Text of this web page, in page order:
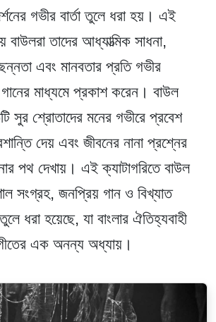
গভীর বার্তা তুলে ধরা হয়। এই
বাউলরা তাদের আধ্যাত্মিক সাধনা,
এবং মানবতার প্রতি গভীর
গানের মাধ্যমে প্রকাশ করেন। বাউল
সুর শ্রোতাদের মনের গভীরে প্রবেশ
দেয় এবং জীবনের নানা প্রশ্নের
পথ দেখায়। এই ক্যাটাগরিতে বাউল
সংগ্রহ, জনপ্রিয় গান ও বিখ্যাত
তুলে ধরা হয়েছে, যা বাংলার ঐতিহ্যবাহী
এক অনন্য অধ্যায়।